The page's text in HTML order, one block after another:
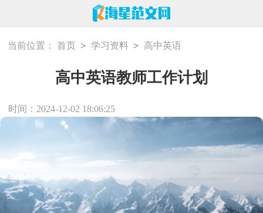
当前位置： 首页 > 学习资料 > 高中英语
高中英语教师工作计划
时间：2024-12-02 18:06:25